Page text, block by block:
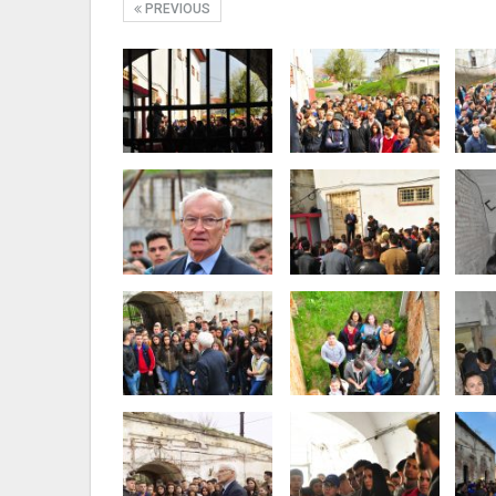
PREVIOUS